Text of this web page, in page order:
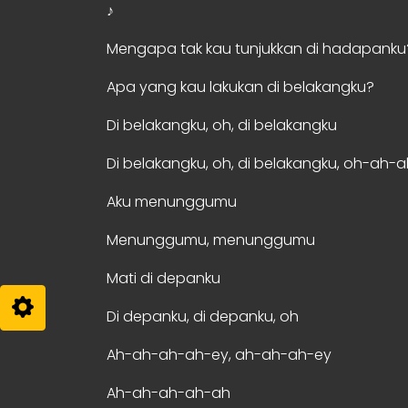
♪
Mengapa tak kau tunjukkan di
Apa yang kau lakukan di belakangku?
Di belakangku, oh, di belakangku
Di belakangku, oh, di belakangku, oh-ah-
Aku menunggumu
Menunggumu, menunggumu
Mati di depanku
Di depanku, di depanku, oh
Ah-ah-ah-ah-ey, ah-ah-ah-ey
Ah-ah-ah-ah-ah